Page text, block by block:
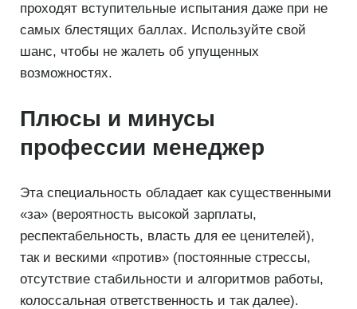
проходят вступительные испытания даже при не
самых блестящих баллах. Используйте свой
шанс, чтобы не жалеть об упущенных
возможностях.
Плюсы и минусы
профессии менеджер
Эта специальность обладает как существенными
«за» (вероятность высокой зарплаты,
респектабельность, власть для ее ценителей),
так и вескими «против» (постоянные стрессы,
отсутствие стабильности и алгоритмов работы,
колоссальная ответственность и так далее).